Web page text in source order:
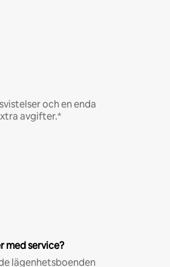
och en enda
avgifter.*
med service?
lägenhetsboenden